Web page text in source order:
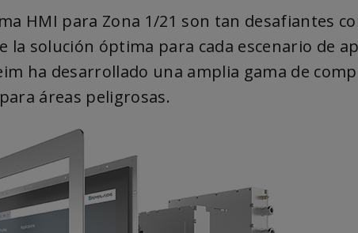
HMI para Zona 1/21 son tan desafiantes
la solución óptima para cada escenario de
ha desarrollado una amplia gama de
áreas peligrosas.